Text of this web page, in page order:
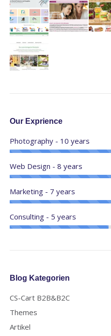
Our Exprience
Photography - 10 years
Web Design - 8 years
Marketing - 7 years
Consulting - 5 years
Blog Kategorien
CS-Cart B2B&B2C
Themes
Artikel